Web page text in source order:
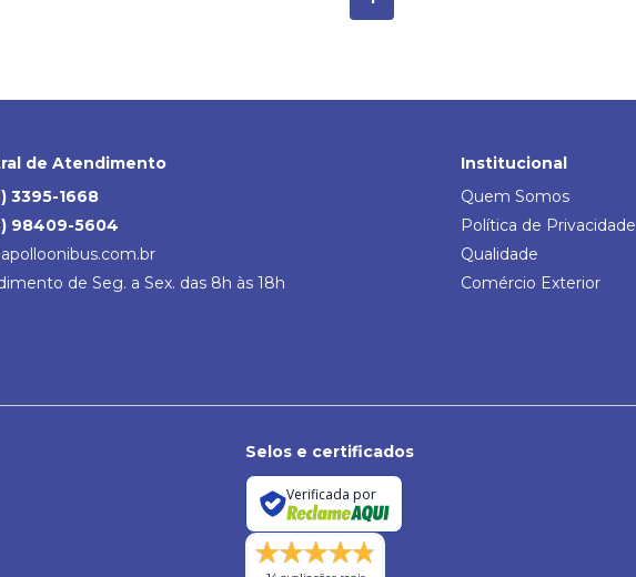
de Atendimento
3395-1668
98409-5604
de Seg. a Sex. das 8h às 18h
Institucional
Quem Somos
Política de Privacidade
Qualidade
Comércio Exterior
Selos e certificados
Verificada por